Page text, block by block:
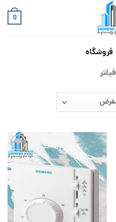
0
فروشگاه
فیلتر